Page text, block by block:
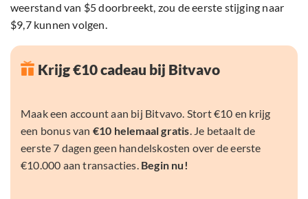
weerstand van $5 doorbreekt, zou de eerste stijging naar
$9,7 kunnen volgen.
Krijg €10 cadeau bij Bitvavo
Maak een account aan bij Bitvavo. Stort €10 en krijg
een bonus van €10 helemaal gratis. Je betaalt de
eerste 7 dagen geen handelskosten over de eerste
€10.000 aan transacties. Begin nu!